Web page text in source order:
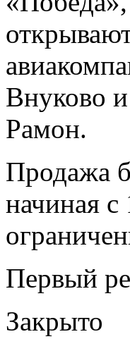
Внуково
Рамон.
Продажа
начиная
Первый
Закрыто